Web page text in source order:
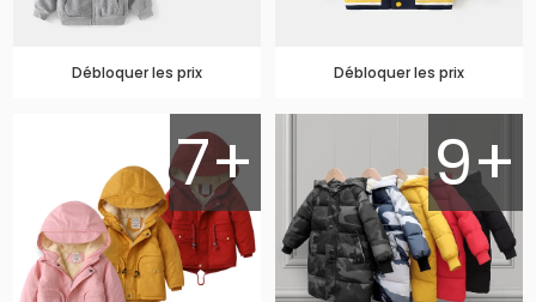
Débloquer les prix Débloquer les prix
7+ 9+